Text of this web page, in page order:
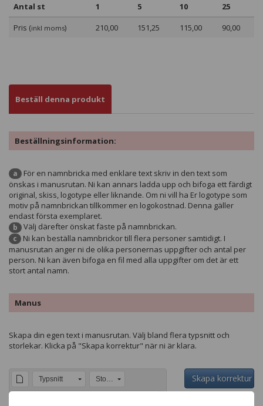
Antal st
1 5 10
25
Pris (inkl moms) 210,00 151,25 115,00 90,00
Beställ denna produkt
Beställningsinformation:
a
För en namnbricka med enklare text skriv in den text som
önskas i manusrutan. Ni kan annars ladda upp och bifoga ett färdigt
original, skiss, logotype eller liknande. Om ni vill ha Er logotype som
motiv på namnbrickan tillkommer en logokostnad. Denna gäller
endast första exemplaret.
b Välj därefter önskat fäste på namnbrickan.
c
Ni kan beställa namnbrickor till flera personer samtidigt. I
manusrutan anger ni de olika personernas uppgifter och antal per
person. Ni kan även bifoga en fil med alla uppgifter om det är ett
stort antal namn.
Manus
Skapa din egen text i manusrutan. Välj bland flera typsnitt och
storlekar. Klicka på "Skapa korrektur" när ni är klara.
Typsnitt Storlek Skapa korrektur